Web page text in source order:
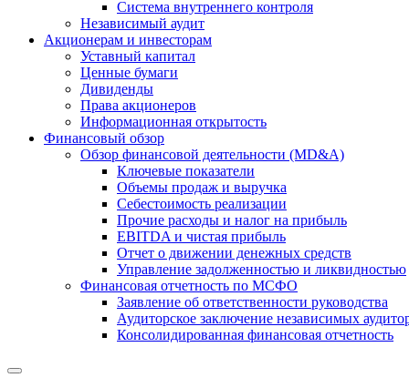
Система внутреннего контроля
Независимый аудит
Акционерам и инвесторам
Уставный капитал
Ценные бумаги
Дивиденды
Права акционеров
Информационная открытость
Финансовый обзор
Обзор финансовой деятельности (MD&A)
Ключевые показатели
Объемы продаж и выручка
Себестоимость реализации
Прочие расходы и налог на прибыль
EBITDA и чистая прибыль
Отчет о движении денежных средств
Управление задолженностью и ликвидностью
Финансовая отчетность по МСФО
Заявление об ответственности руководства
Аудиторское заключение независимых
Консолидированная финансовая отчетность